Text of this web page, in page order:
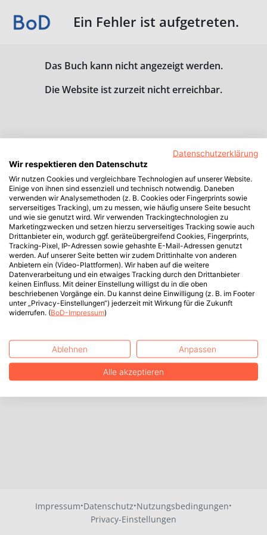
Ein Fehler ist aufgetreten.
Das Buch kann nicht angezeigt werden.
Die Website ist zurzeit nicht erreichbar.
Impressum·Datenschutz·Nutzungsbedingungen·
Privacy-Einstellungen
Datenschutzerklärung
Wir respektieren den Datenschutz
Wir nutzen Cookies und vergleichbare Technologien auf unserer Website.
Einige von ihnen sind essenziell und technisch notwendig. Daneben
verwenden wir Analysemethoden (z. B. Cookies oder Fingerprints sowie
serverseitiges Tracking), um zu messen, wie häufig unsere Seite besucht
und wie sie genutzt wird. Wir verwenden Trackingtechnologien zu
Marketingzwecken und setzen hierzu serverseitiges Tracking sowie auch
Drittanbieter ein, wodurch ggf. geräteübergreifend Cookies, Fingerprints,
Tracking-Pixel, IP-Adressen sowie gehashte E-Mail-Adressen genutzt
werden. Auf unserer Seite betten wir zudem Drittinhalte von anderen
Anbietern ein (Video-Plattformen). Wir haben auf die weitere
Datenverarbeitung und ein etwaiges Tracking durch den Drittanbieter
keinen Einfluss. Mit deiner Einstellung willigst du in die oben
beschriebenen Vorgänge ein. Du kannst deine Einwilligung (z. B. im Footer
unter „Privacy-Einstellungen“) jederzeit mit Wirkung für die Zukunft
widerrufen. (BoD-Impressum)
Ablehnen Anpassen
Alle akzeptieren